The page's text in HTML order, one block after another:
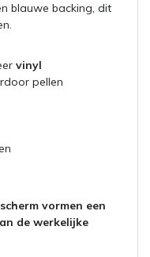
blauwe backing, dit
vinyl
pellen
vormen een
de werkelijke